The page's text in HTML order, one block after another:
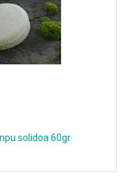
solidoa 60gr